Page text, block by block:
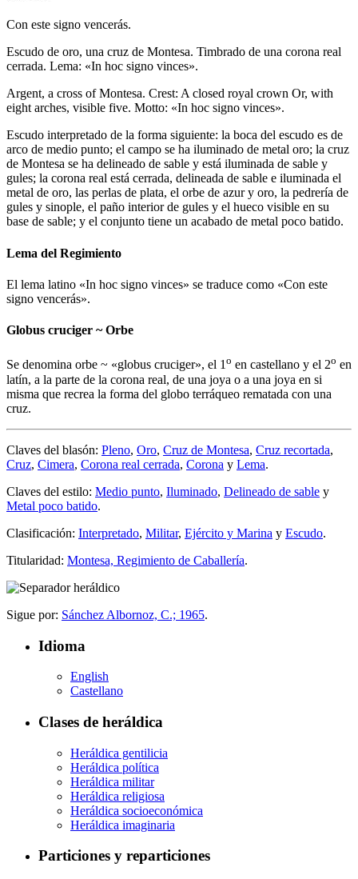
Con este signo vencerás.
Escudo de oro, una cruz de Montesa. Timbrado de una corona real
cerrada. Lema: «In hoc signo vinces».
Argent, a cross of Montesa. Crest: A closed royal crown Or, with
eight arches, visible five. Motto: «In hoc signo vinces».
Escudo interpretado de la forma siguiente: la boca del escudo es de
arco de medio punto; el campo se ha iluminado de metal oro; la cruz
de Montesa se ha delineado de sable y está iluminada de sable y
gules; la corona real está cerrada, delineada de sable e iluminada el
metal de oro, las perlas de plata, el orbe de azur y oro, la pedrería de
gules y sinople, el paño interior de gules y el hueco visible en su
base de sable; y el conjunto tiene un acabado de metal poco batido.
Lema del Regimiento
El lema latino «In hoc signo vinces» se traduce como «Con este
signo vencerás».
Globus cruciger ~ Orbe
Se denomina orbe ~ «globus cruciger», el 1o en castellano y el 2o en
latín, a la parte de la corona real, de una joya o a una joya en si
misma que recrea la forma del globo terráqueo rematada con una
cruz.
Claves del blasón: Pleno, Oro, Cruz de Montesa, Cruz recortada,
Cruz, Cimera, Corona real cerrada, Corona y Lema.
Claves del estilo: Medio punto, Iluminado, Delineado de sable y
Metal poco batido.
Clasificación: Interpretado, Militar, Ejército y Marina y Escudo.
Titularidad: Montesa, Regimiento de Caballería.
Sigue por: Sánchez Albornoz, C.; 1965.
Idioma
English
Castellano
Clases de heráldica
Heráldica gentilicia
Heráldica política
Heráldica militar
Heráldica religiosa
Heráldica socioeconómica
Heráldica imaginaria
Particiones y reparticiones